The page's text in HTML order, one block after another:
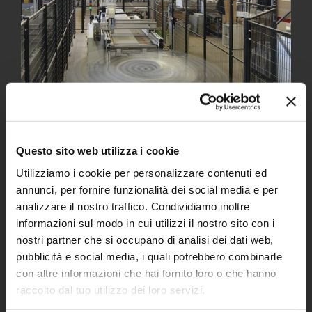
Questo sito web utilizza i cookie
Utilizziamo i cookie per personalizzare contenuti ed
annunci, per fornire funzionalità dei social media e per
analizzare il nostro traffico. Condividiamo inoltre
informazioni sul modo in cui utilizzi il nostro sito con i
nostri partner che si occupano di analisi dei dati web,
pubblicità e social media, i quali potrebbero combinarle
con altre informazioni che hai fornito loro o che hanno
raccolto dal tuo utilizzo dei loro servizi.
Affidabilità e Qualità
SICUREZZA
FUNZIONALITA’
RAPPORTO QUALITA’/PREZZO